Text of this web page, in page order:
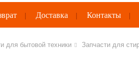
Доставка Контакты
для бытовой техники Запчасти для